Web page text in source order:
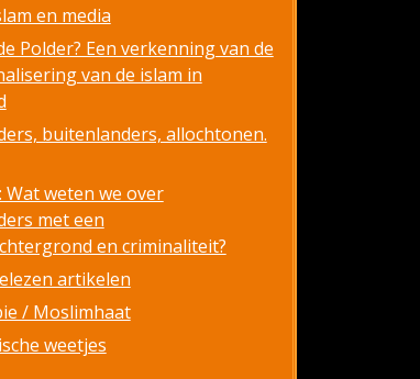
en media
Polder? Een verkenning van de
van de islam in
buitenlanders, allochtonen.
Wat weten we over
met een
en criminaliteit?
artikelen
/ Moslimhaat
weetjes